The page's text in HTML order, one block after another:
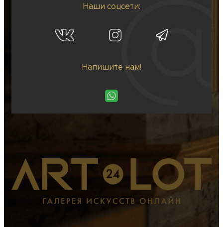
Наши соцсети:
Напишите нам!